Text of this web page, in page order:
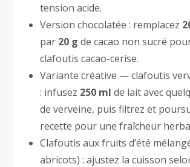
tension acide.
Version chocolatée : remplacez
par 20 g de cacao non sucré
clafoutis cacao-cerise.
Variante créative — clafoutis
: infusez 250 ml de lait avec
de verveine, puis filtrez et
recette pour une fraîcheur
Clafoutis aux fruits d’été
abricots) : ajustez la cuisson